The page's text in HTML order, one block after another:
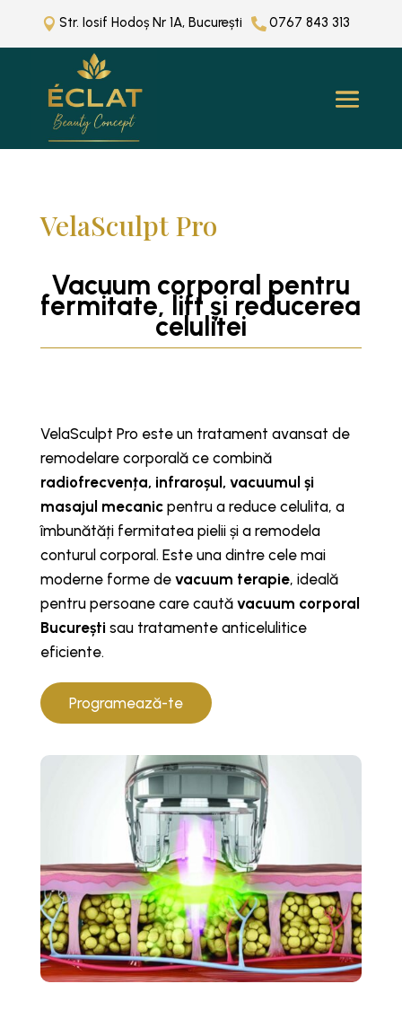
 Str. Iosif Hodoș Nr 1A, București 0767 843 313
VelaSculpt Pro
Vacuum corporal pentru
fermitate, lift și reducerea
celulitei
VelaSculpt Pro este un tratament avansat de
remodelare corporală ce combină
radiofrecvența, infraroșul, vacuumul și
masajul mecanicpentru a reduce celulita, a
îmbunătăți fermitatea pielii și a remodela
conturul corporal. Este una dintre cele mai
moderne forme de vacuum terapie, ideală
pentru persoane care caută vacuum corporal
București sau tratamente anticelulitice
eficiente.
Programează-te